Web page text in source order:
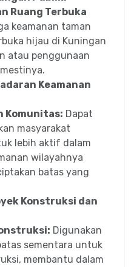
Ruang Terbuka
keamanan taman
hijau di Kuningan
atau penggunaan
Keamanan
Komunitas: Dapat
masyarakat
lebih aktif dalam
wilayahnya
batas yang
Konstruksi dan
Digunakan
sementara untuk
membantu dalam